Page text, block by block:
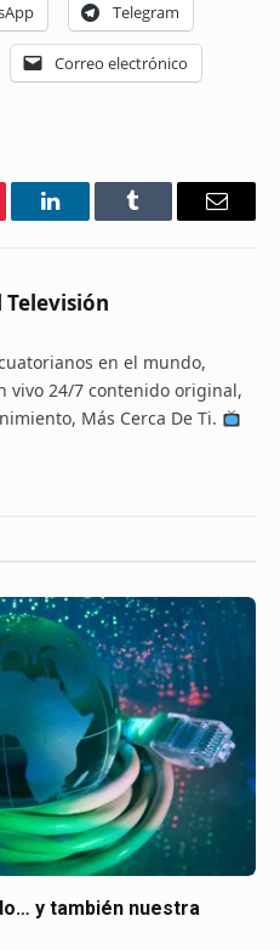
Telegram
Correo electrónico
LinkedInTumblr Email
en el mundo,
vivo 24/7 contenido original,
Más Cerca De Ti.
y también nuestra